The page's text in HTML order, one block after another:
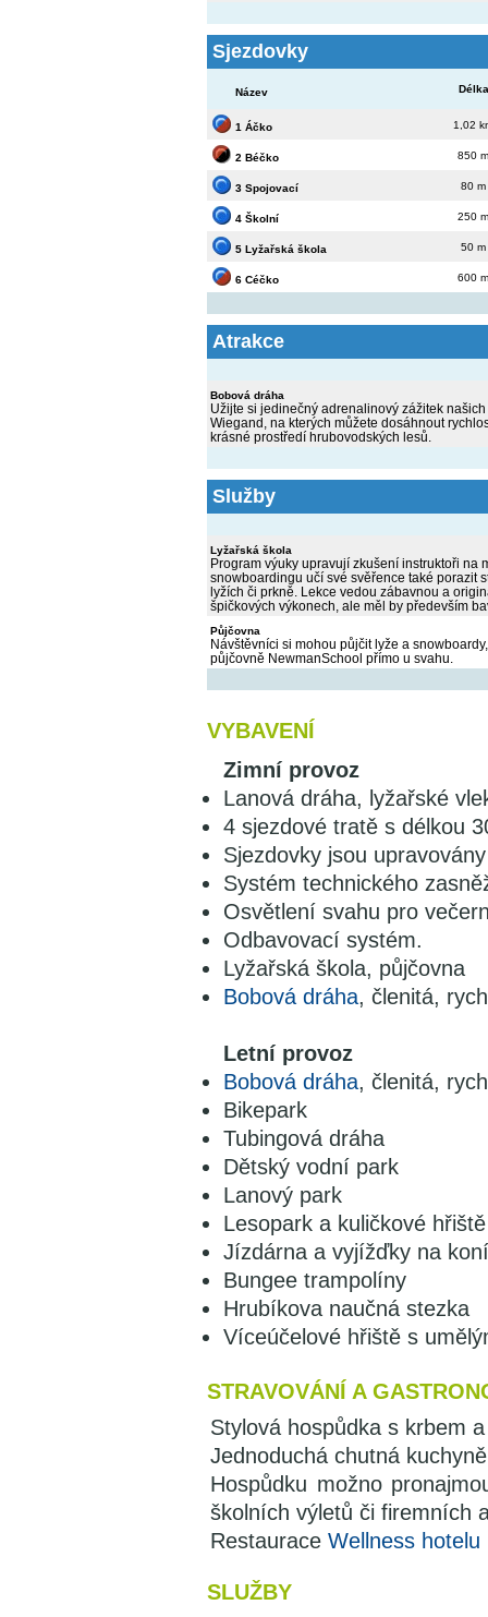
Sjezdovky
Název Délka
1 Áčko 1,02
2 Béčko 850
3 Spojovací 80 m
4 Školní 250
5 Lyžařská škola 50 m
6 Céčko 600
Atrakce
Bobová dráha
Užijte si jedinečný adrenalinový zážitek
Wiegand, na kterých můžete dosáhnout
krásné prostředí hrubovodských lesů.
Služby
Lyžařská škola
Program výuky upravují zkušení instruktoři na
snowboardingu učí své svěřence také porazit
lyžích či prkně. Lekce vedou zábavnou a
špičkových výkonech, ale měl by především
Půjčovna
Návštěvníci si mohou půjčit lyže a
půjčovně NewmanSchool přímo u svahu.
VYBAVENÍ
Zimní provoz
Lanová dráha, lyžařské
4 sjezdové tratě s délkou
Sjezdovky jsou
Systém technického
Osvětlení svahu pro
Odbavovací systém.
Lyžařská škola, půjčovna
Bobová dráha, členitá,
Letní provoz
Bobová dráha, členitá,
Bikepark
Tubingová dráha
Dětský vodní park
Lanový park
Lesopark a kuličkové hřiště
Jízdárna a vyjížďky na
Bungee trampolíny
Hrubíkova naučná stezka
Víceúčelové hřiště s
STRAVOVÁNÍ A
Stylová hospůdka s krbem
Jednoduchá chutná
Hospůdku možno
školních výletů či firemních
Restaurace Wellness hotelu
SLUŽBY